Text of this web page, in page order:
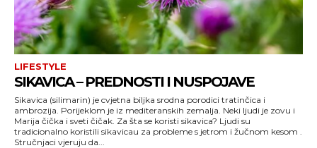
LIFESTYLE
SIKAVICA – PREDNOSTI I NUSPOJAVE
Sikavica (silimarin) je cvjetna biljka srodna porodici tratinčica i
ambrozija. Porijeklom je iz mediteranskih zemalja. Neki ljudi je zovu i
Marija čička i sveti čičak. Za šta se koristi sikavica? Ljudi su
tradicionalno koristili sikavicau za probleme s jetrom i žučnom kesom .
Stručnjaci vjeruju da...